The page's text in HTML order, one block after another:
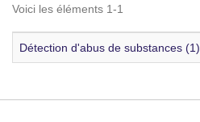
Voici les éléments 1-1
Détection d'abus de substances (1)